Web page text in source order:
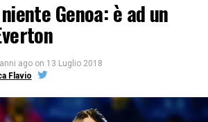
Genoa: è ad un
ago on 13 Luglio 2018
Flavio